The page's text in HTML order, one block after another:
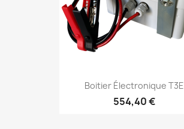
Boitier Électronique T3E
554,40 €